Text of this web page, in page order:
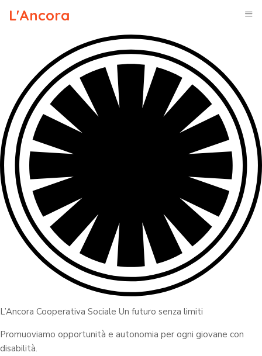
L'Ancora
L’Ancora Cooperativa Sociale Un futuro senza limiti
Promuoviamo opportunità e autonomia per ogni giovane con
disabilità.